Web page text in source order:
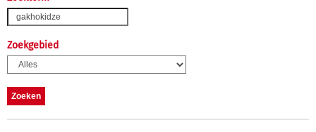
Zoekgebied